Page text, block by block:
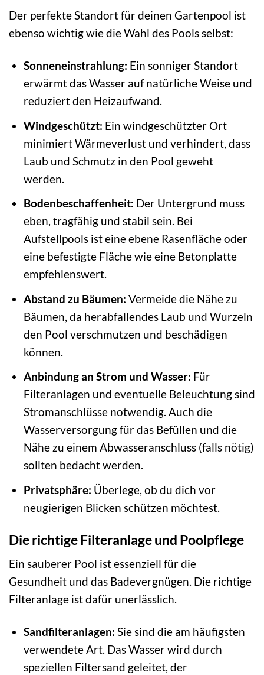
Der perfekte Standort für deinen Gartenpool ist
ebenso wichtig wie die Wahl des Pools selbst:
Sonneneinstrahlung: Ein sonniger Standort
erwärmt das Wasser auf natürliche Weise und
reduziert den Heizaufwand.
Windgeschützt: Ein windgeschützter Ort
minimiert Wärmeverlust und verhindert, dass
Laub und Schmutz in den Pool geweht
werden.
Bodenbeschaffenheit: Der Untergrund muss
eben, tragfähig und stabil sein. Bei
Aufstellpools ist eine ebene Rasenfläche oder
eine befestigte Fläche wie eine Betonplatte
empfehlenswert.
Abstand zu Bäumen: Vermeide die Nähe zu
Bäumen, da herabfallendes Laub und Wurzeln
den Pool verschmutzen und beschädigen
können.
Anbindung an Strom und Wasser: Für
Filteranlagen und eventuelle Beleuchtung sind
Stromanschlüsse notwendig. Auch die
Wasserversorgung für das Befüllen und die
Nähe zu einem Abwasseranschluss (falls nötig)
sollten bedacht werden.
Privatsphäre: Überlege, ob du dich vor
neugierigen Blicken schützen möchtest.
Die richtige Filteranlage und Poolpflege
Ein sauberer Pool ist essenziell für die
Gesundheit und das Badevergnügen. Die richtige
Filteranlage ist dafür unerlässlich.
Sandfilteranlagen: Sie sind die am häufigsten
verwendete Art. Das Wasser wird durch
speziellen Filtersand geleitet, der